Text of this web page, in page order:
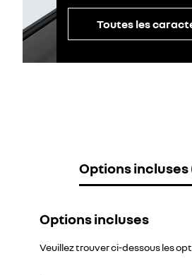
Toutes les
Options incluses
Options incluses
Veuillez trouver ci-dessous les